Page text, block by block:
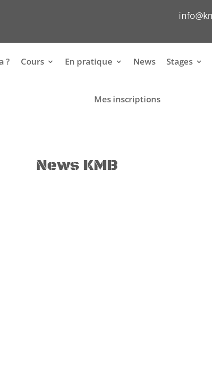
? Cours En pratique News Stages
Mes inscriptions
News KMB